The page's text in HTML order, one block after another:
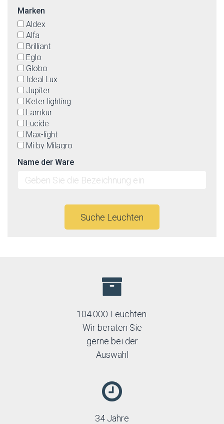
Marken
Aldex
Alfa
Brilliant
Eglo
Globo
Ideal Lux
Jupiter
Keter lighting
Lamkur
Lucide
Max-light
Mi by Milagro
Nowodvorski
OEM
Palnas
Name der Ware
Suche Leuchten
104.000 Leuchten.
Wir beraten Sie
gerne bei der
Auswahl
34 Jahre